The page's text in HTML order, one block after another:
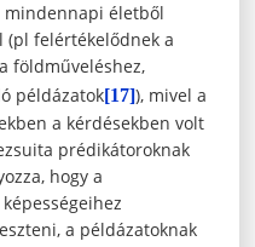
életből
(pl felértékelődnek a
földműveléshez,
példázatok[17]), mivel a
a kérdésekben volt
prédikátoroknak
hogy a
a példázatoknak